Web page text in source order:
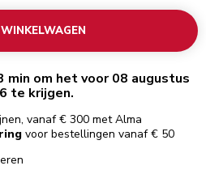
min om het voor 08 augustus
te krijgen.
vanaf € 300 met Alma
voor bestellingen vanaf € 50